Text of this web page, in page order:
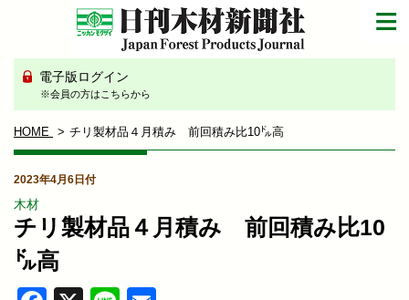
電子版ログイン
※会員の方はこちらから
HOME チリ製材品４月積み 前回積み比10㌦高
2023年4月6日付
木材
チリ製材品４月積み 前回積み比10
㌦高